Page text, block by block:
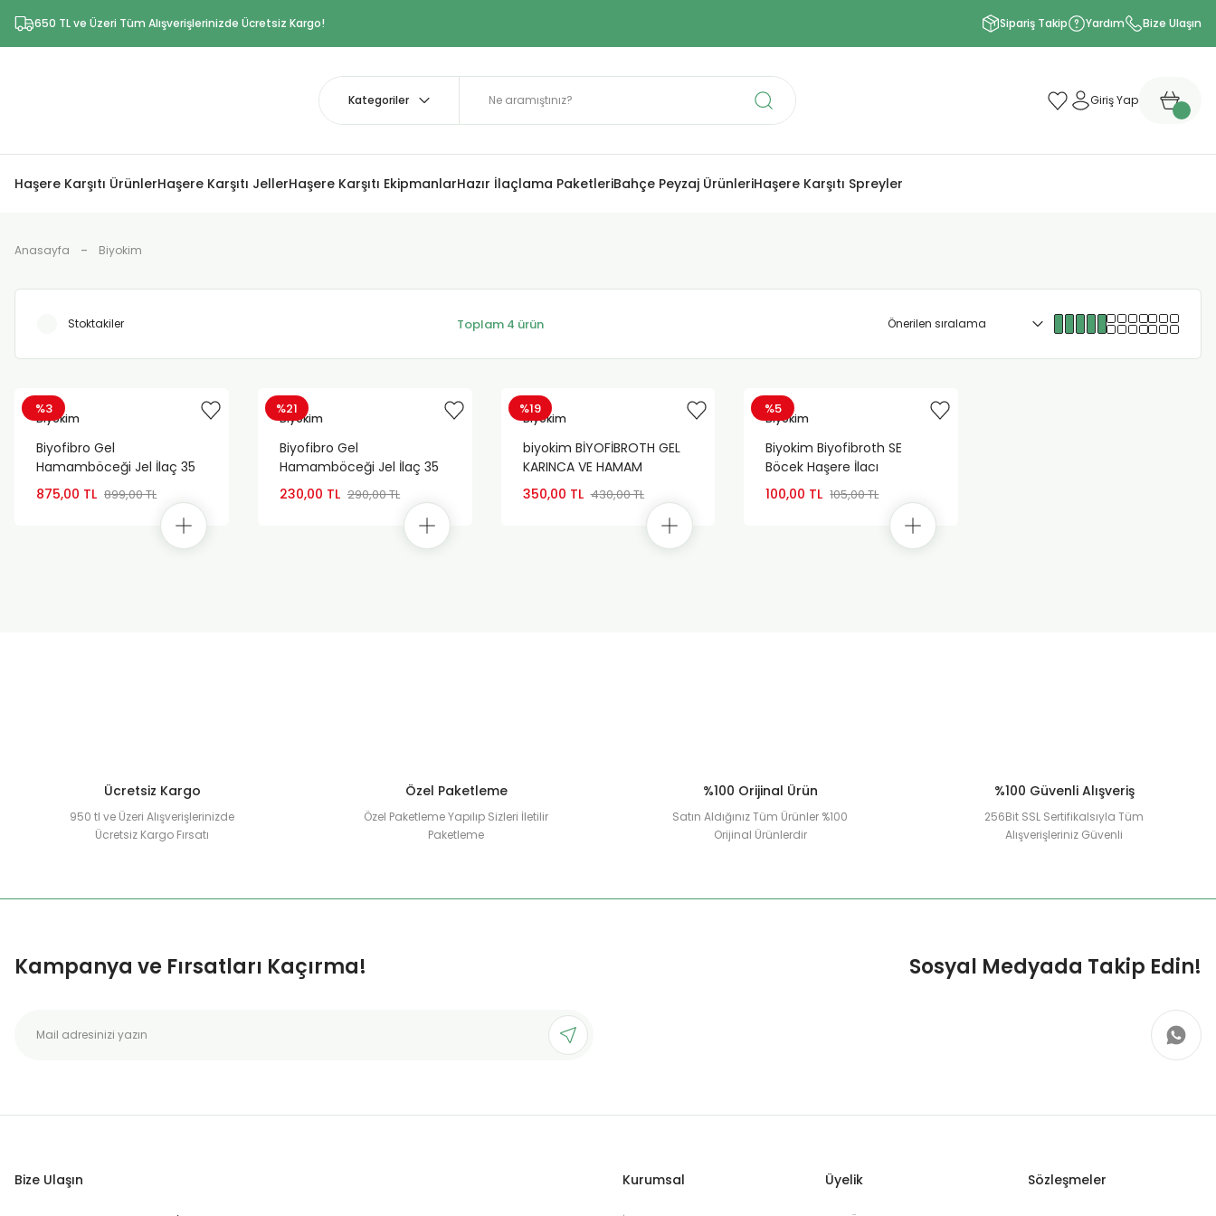
650 TL ve Üzeri Tüm Alışverişlerinizde Ücretsiz Kargo! Sipariş Takip Yardım Bize Ulaşın
Giriş Yap
Haşere Karşıtı ÜrünlerHaşere Karşıtı JellerHaşere Karşıtı EkipmanlarHazır İlaçlama PaketleriBahçe Peyzaj ÜrünleriHaşere Karşıtı Spreyler
Anasayfa Biyokim
Stoktakiler Toplam 4 ürün
%3
Biyokim
Biyofibro Gel
Hamamböceği Jel İlaç 35
Gr 4 ADET
875,00 TL 899,00 TL
%21
Biyokim
Biyofibro Gel
Hamamböceği Jel İlaç 35
Gr
230,00 TL 290,00 TL
%19
Biyokim
biyokim BİYOFİBROTH GEL
KARINCA VE HAMAM
BÖCEĞİNE KARŞI ETKİLİ JEL
90 güne kadar etkili
350,00 TL 430,00 TL
%5
Biyokim
Biyokim Biyofibroth SE
Böcek Haşere İlacı
100,00 TL 105,00 TL
Ücretsiz Kargo
950 tl ve Üzeri Alışverişlerinizde
Ücretsiz Kargo Fırsatı
Özel Paketleme
Özel Paketleme Yapılıp Sizleri İletilir
Paketleme
%100 Orijinal Ürün
Satın Aldığınız Tüm Ürünler %100
Orijinal Ürünlerdir
%100 Güvenli Alışveriş
256Bit SSL Sertifikalsıyla Tüm
Alışverişleriniz Güvenli
Kampanya ve Fırsatları Kaçırma! Sosyal Medyada Takip Edin!
Bize Ulaşın Kurumsal Üyelik Sözleşmeler